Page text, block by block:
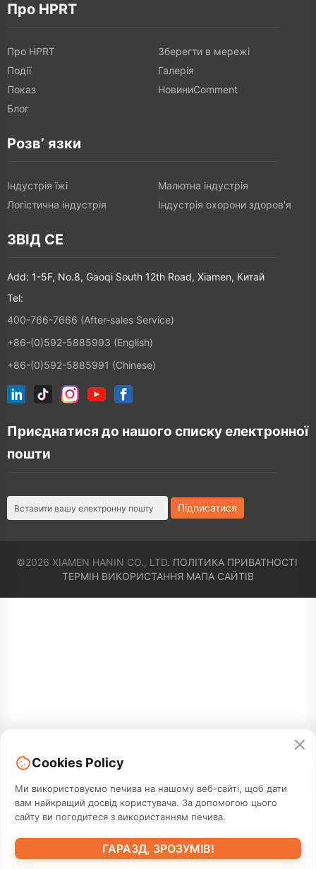
Про HPRT
Про HPRT
Зберегти в мережі
Події
Галерія
Показ
НовиниComment
Блог
Розв’ язки
Індустрія їжі
Малютна індустрія
Логістична індустрія
Індустрія охорони здоров'я
ЗВІД СЕ
Add: 1-5F, No.8, Gaoqi South 12th Road, Xiamen, Китай
Tel:
400-766-7666 (After-sales Service)
+86-(0)592-5885993 (English)
+86-(0)592-5885991 (Chinese)
Приєднатися до нашого списку електронної
пошти
©2026 XIAMEN HANIN CO., LTD. ПОЛІТИКА ПРИВАТНОСТІ
ТЕРМІН ВИКОРИСТАННЯ МАПА САЙТІВ
єднатися
Cookies Policy
Ми використовуємо печива на нашому веб-сайті, щоб дати
вам найкращий досвід користувача. За допомогою цього
сайту ви погодитеся з використанням печива.
ГАРАЗД, ЗРОЗУМІВ!